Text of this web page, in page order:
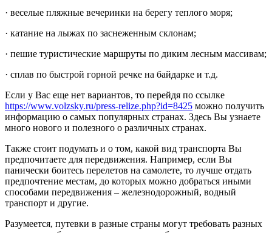
· веселые пляжные вечеринки на берегу теплого моря;
· катание на лыжах по заснеженным склонам;
· пешие туристические маршруты по диким лесным массивам;
· сплав по быстрой горной речке на байдарке и т.д.
Если у Вас еще нет вариантов, то перейдя по ссылке
https://www.volzsky.ru/press-relize.php?id=8425 можно получить
информацию о самых популярных странах. Здесь Вы узнаете
много нового и полезного о различных странах.
Также стоит подумать и о том, какой вид транспорта Вы
предпочитаете для передвижения. Например, если Вы
панически боитесь перелетов на самолете, то лучше отдать
предпочтение местам, до которых можно добраться иными
способами передвижения – железнодорожный, водный
транспорт и другие.
Разумеется, путевки в разные страны могут требовать разных